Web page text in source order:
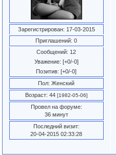
Зарегистрирован: 17-03-2015
Приглашений: 0
Сообщений: 12
Уважение: [+0/-0]
Позитив: [+0/-0]
Пол: Женский
Возраст: 44 [1982-05-06]
Провел на форуме:
36 минут
Последний визит:
20-04-2015 02:33:28